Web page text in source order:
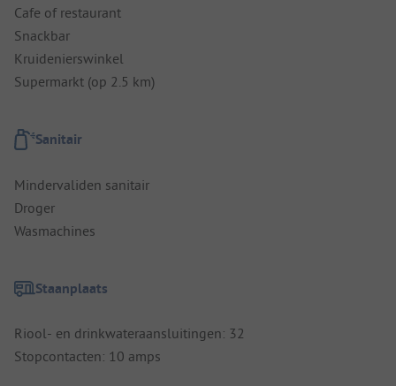
Cafe of restaurant
Snackbar
Kruidenierswinkel
Supermarkt (op 2.5 km)
Sanitair
Mindervaliden sanitair
Droger
Wasmachines
Staanplaats
Riool- en drinkwateraansluitingen: 32
Stopcontacten: 10 amps